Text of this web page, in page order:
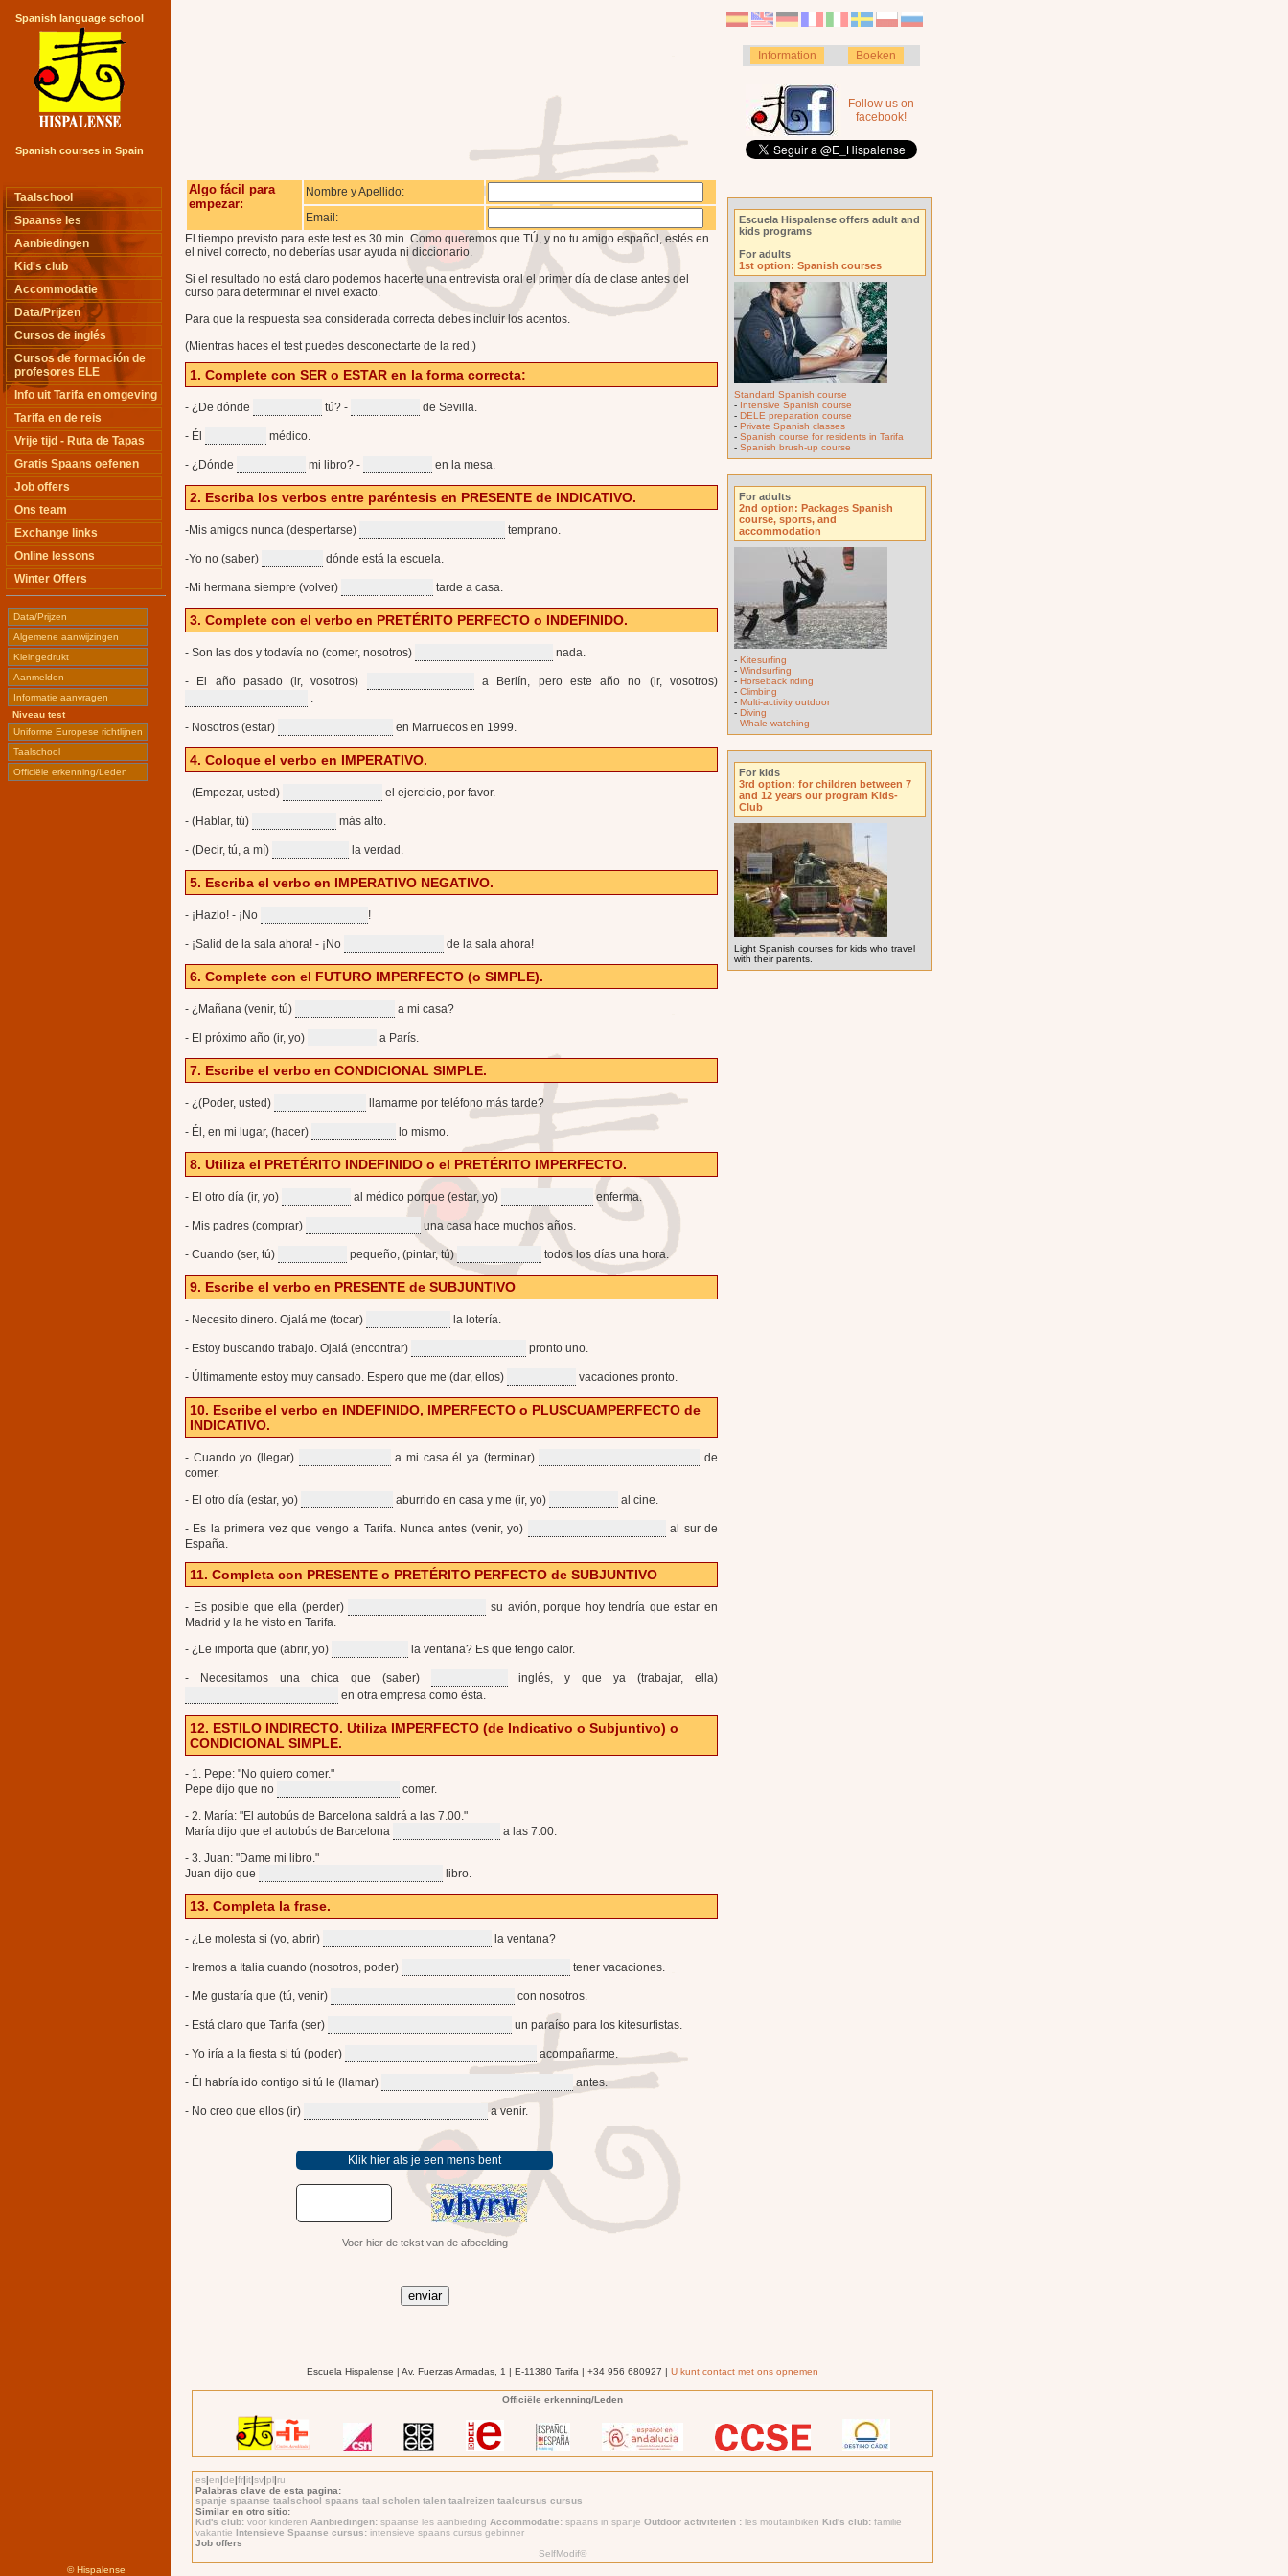
Spanish language school
Spanish courses in Spain
Information Boeken
Follow us on
facebook!
Algo fácil para
empezar:
Nombre y Apellido:
Email:
El tiempo previsto para este test es 30 min. Como queremos que TÚ, y no tu amigo español, estés en
el nivel correcto, no deberías usar ayuda ni diccionario.
Si el resultado no está claro podemos hacerte una entrevista oral el primer día de clase antes del
curso para determinar el nivel exacto.
Para que la respuesta sea considerada correcta debes incluir los acentos.
(Mientras haces el test puedes desconectarte de la red.)
1. Complete con SER o ESTAR en la forma correcta:
- ¿De dónde tú? - de Sevilla.
- Él médico.
- ¿Dónde mi libro? - en la mesa.
2. Escriba los verbos entre paréntesis en PRESENTE de INDICATIVO.
-Mis amigos nunca (despertarse) temprano.
-Yo no (saber) dónde está la escuela.
-Mi hermana siempre (volver) tarde a casa.
3. Complete con el verbo en PRETÉRITO PERFECTO o INDEFINIDO.
- Son las dos y todavía no (comer, nosotros) nada.
- El año pasado (ir, vosotros)
a Berlín, pero este año no (ir, vosotros)
.
- Nosotros (estar) en Marruecos en 1999.
4. Coloque el verbo en IMPERATIVO.
- (Empezar, usted) el ejercicio, por favor.
- (Hablar, tú) más alto.
- (Decir, tú, a mí) la verdad.
5. Escriba el verbo en IMPERATIVO NEGATIVO.
- ¡Hazlo! - ¡No !
- ¡Salid de la sala ahora! - ¡No de la sala ahora!
6. Complete con el FUTURO IMPERFECTO (o SIMPLE).
- ¿Mañana (venir, tú) a mi casa?
- El próximo año (ir, yo) a París.
7. Escribe el verbo en CONDICIONAL SIMPLE.
- ¿(Poder, usted) llamarme por teléfono más tarde?
- Él, en mi lugar, (hacer) lo mismo.
8. Utiliza el PRETÉRITO INDEFINIDO o el PRETÉRITO IMPERFECTO.
- El otro día (ir, yo) al médico porque (estar, yo) enferma.
- Mis padres (comprar) una casa hace muchos años.
- Cuando (ser, tú) pequeño, (pintar, tú) todos los días una hora.
9. Escribe el verbo en PRESENTE de SUBJUNTIVO
- Necesito dinero. Ojalá me (tocar) la lotería.
- Estoy buscando trabajo. Ojalá (encontrar) pronto uno.
- Últimamente estoy muy cansado. Espero que me (dar, ellos) vacaciones pronto.
10. Escribe el verbo en INDEFINIDO, IMPERFECTO o PLUSCUAMPERFECTO de
INDICATIVO.
- Cuando yo (llegar) a mi casa él ya (terminar)
de
comer.
- El otro día (estar, yo)
aburrido en casa y me (ir, yo) al cine.
- Es la primera vez que vengo a Tarifa. Nunca antes (venir, yo)
al sur de
España.
11. Completa con PRESENTE o PRETÉRITO PERFECTO de SUBJUNTIVO
- Es posible que ella (perder)
su avión, porque hoy tendría que estar en
Madrid y la he visto en Tarifa.
- ¿Le importa que (abrir, yo)
la ventana? Es que tengo calor.
- Necesitamos una chica que (saber)
inglés, y que ya (trabajar, ella)
en otra empresa como ésta.
12. ESTILO INDIRECTO. Utiliza IMPERFECTO (de Indicativo o Subjuntivo) o
CONDICIONAL SIMPLE.
- 1. Pepe: "No quiero comer."
Pepe dijo que no
comer.
- 2. María: "El autobús de Barcelona saldrá a las 7.00."
María dijo que el autobús de Barcelona
a las 7.00.
- 3. Juan: "Dame mi libro."
Juan dijo que
libro.
13. Completa la frase.
- ¿Le molesta si (yo, abrir) la ventana?
- Iremos a Italia cuando (nosotros, poder) tener vacaciones.
- Me gustaría que (tú, venir) con nosotros.
- Está claro que Tarifa (ser) un paraíso para los kitesurfistas.
- Yo iría a la fiesta si tú (poder) acompañarme.
- Él habría ido contigo si tú le (llamar) antes.
- No creo que ellos (ir) a venir.
Voer hier de tekst van de afbeelding
Taalschool
Spaanse les
Aanbiedingen
Kid's club
Accommodatie
Data/Prijzen
Cursos de inglés
Cursos de formación de
profesores ELE
Info uit Tarifa en omgeving
Tarifa en de reis
Vrije tijd - Ruta de Tapas
Gratis Spaans oefenen
Job offers
Ons team
Exchange links
Online lessons
Winter Offers
Data/Prijzen
Algemene aanwijzingen
Kleingedrukt
Aanmelden
Informatie aanvragen
Niveau test
Uniforme Europese richtlijnen
Taalschool
Officiële erkenning/Leden
Escuela Hispalense offers adult and
kids programs
For adults
1st option: Spanish courses
Standard Spanish course
- Intensive Spanish course
- DELE preparation course
- Private Spanish classes
- Spanish course for residents in Tarifa
- Spanish brush-up course
For adults
2nd option: Packages Spanish
course, sports, and
accommodation
- Kitesurfing
- Windsurfing
- Horseback riding
- Climbing
- Multi-activity outdoor
- Diving
- Whale watching
For kids
3rd option: for children between 7
and 12 years our program Kids-
Club
Light Spanish courses for kids who travel
with their parents.
©Hispalense
Escuela Hispalense | Av. Fuerzas Armadas, 1 | E-11380 Tarifa | +34 956 680927 | U kunt contact met ons opnemen
Officiële erkenning/Leden
es|en|de|fr|it|sv|pl|ru
Palabras clave de esta pagina:
spanje spaanse taalschool spaans taal scholen talen taalreizen taalcursus cursus
Similar en otro sitio:
Kid's club: voor kinderen Aanbiedingen: spaanse les aanbieding Accommodatie: spaans in spanje Outdoor activiteiten : les moutainbiken Kid's club: familie
vakantie Intensieve Spaanse cursus: intensieve spaans cursus gebinner
Job offers
SelfModif©